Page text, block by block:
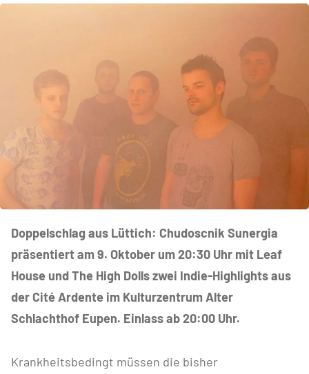
Doppelschlag aus Lüttich: Chudoscnik Sunergia
präsentiert am 9. Oktober um 20:30 Uhr mit Leaf
House und The High Dolls zwei Indie-Highlights aus
der Cité Ardente im Kulturzentrum Alter
Schlachthof Eupen. Einlass ab 20:00 Uhr.
Krankheitsbedingt müssen die bisher